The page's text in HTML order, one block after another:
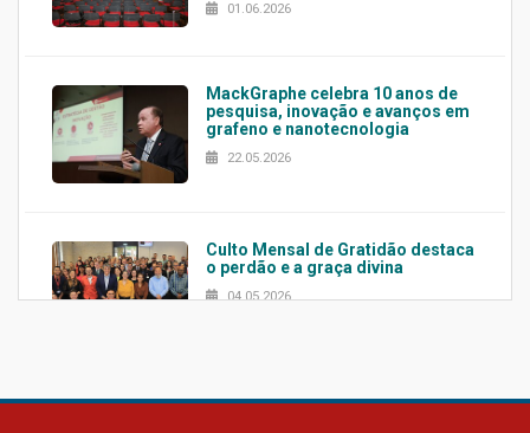
01.06.2026
MackGraphe celebra 10 anos de
pesquisa, inovação e avanços em
grafeno e nanotecnologia
22.05.2026
Culto Mensal de Gratidão destaca
o perdão e a graça divina
04.05.2026
Confira como foi o culto mensal